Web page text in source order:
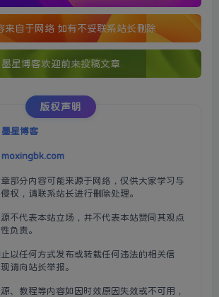
来自于网络 如有不妥联系站长删除
墨星博客欢迎前来投稿文章
版权声明
墨星博客
moxingbk.com
部分内容可能来源于网络，仅供大家学习与
权，请联系站长进行删除处理。
不代表本站立场，并不代表本站赞同其观点
负责。
以任何方式发布或转载任何违法的相关信
请向站长举报。
、教程等内容如因时效原因失效或不可用，